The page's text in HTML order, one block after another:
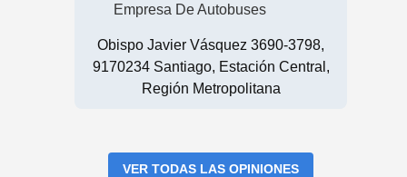
Empresa De Autobuses
Obispo Javier Vásquez 3690-3798,
9170234 Santiago, Estación Central,
Región Metropolitana
VER TODAS LAS OPINIONES